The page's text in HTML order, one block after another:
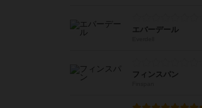
エバーデール
フィンスパン